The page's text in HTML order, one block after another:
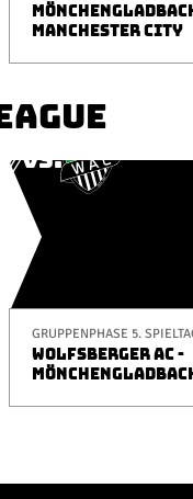
MANCHESTER CITY
GRUPPENPHASE 5.
WOLFSBERGER AC -